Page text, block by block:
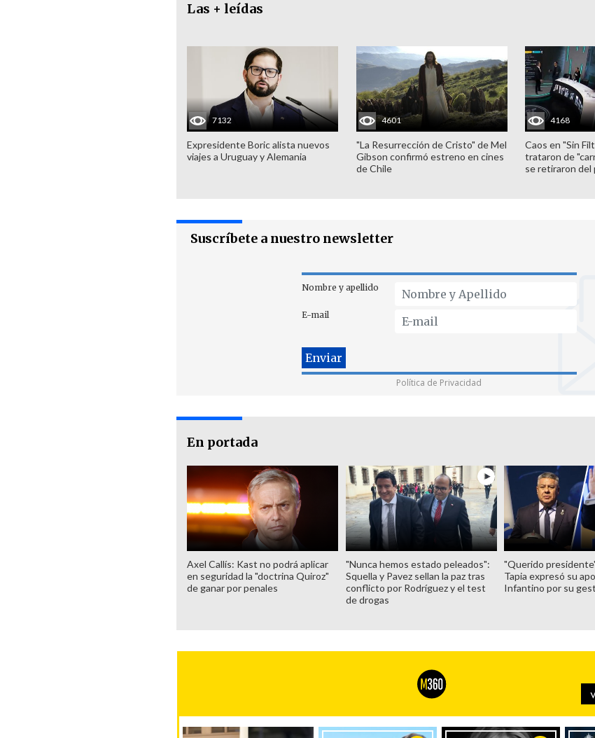
Las + leídas
7132
Expresidente Boric alista nuevos
viajes a Uruguay y Alemania
4601
"La Resurrección de Cristo" de Mel
Gibson confirmó estreno en cines
de Chile
4168
Caos en "Sin
trataron de
se retiraron del
Suscríbete a nuestro newsletter
Nombre y apellido
E-mail
Política de Privacidad
En portada
Axel Callís: Kast no podrá aplicar
en seguridad la "doctrina Quiroz"
de ganar por penales
"Nunca hemos estado peleados":
Squella y Pavez sellan la paz tras
conflicto por Rodríguez y el test
de drogas
"Querido
Tapia expresó su
Infantino por su